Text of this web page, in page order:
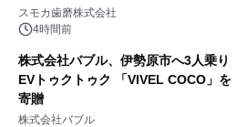
始！
スモカ歯磨株式会社
4時間前
株式会社バブル、伊勢原市へ3人乗り
EVトゥクトゥク 「VIVEL COCO」を
寄贈
株式会社バブル